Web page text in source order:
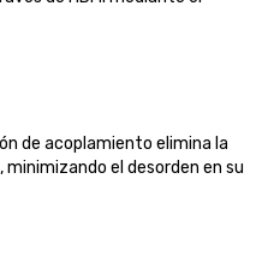
de acoplamiento elimina la
el desorden en su